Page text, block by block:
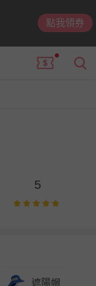
點我領券
5
遮陽帽